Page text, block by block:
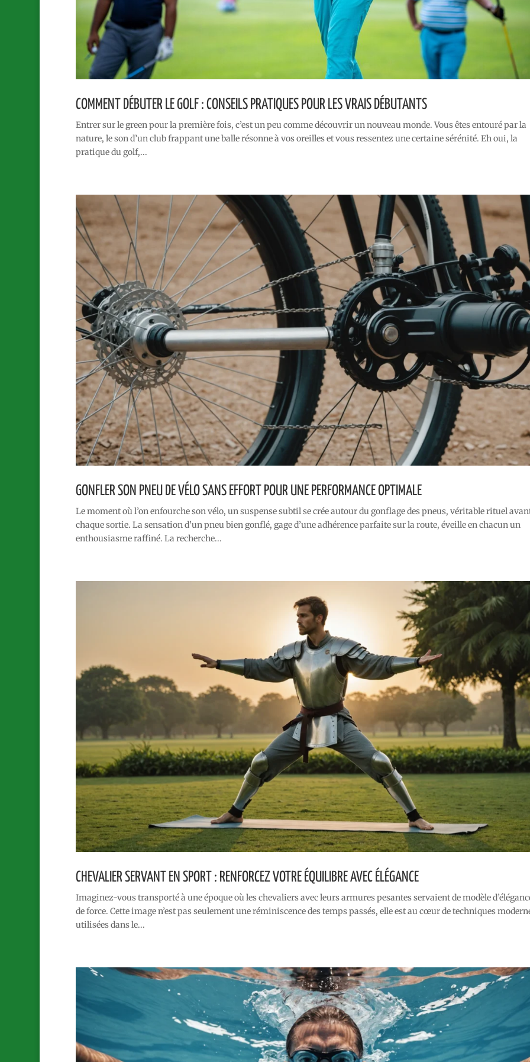
COMMENT DÉBUTER LE GOLF : CONSEILS PRATIQUES POUR LES VRAIS DÉBUTANTS
Entrer sur le green pour la première fois, c’est un peu comme découvrir un nouveau monde. Vous êtes entouré par la
nature, le son d’un club frappant une balle résonne à vos oreilles et vous ressentez une certaine sérénité. Eh oui, la
pratique du golf,...
GONFLER SON PNEU DE VÉLO SANS EFFORT POUR UNE PERFORMANCE OPTIMALE
Le moment où l’on enfourche son vélo, un suspense subtil se crée autour du gonflage des pneus, véritable rituel
chaque sortie. La sensation d’un pneu bien gonflé, gage d’une adhérence parfaite sur la route, éveille en chacun un
enthousiasme raffiné. La recherche...
CHEVALIER SERVANT EN SPORT : RENFORCEZ VOTRE ÉQUILIBRE AVEC ÉLÉGANCE
Imaginez-vous transporté à une époque où les chevaliers avec leurs armures pesantes servaient de modèle
de force. Cette image n’est pas seulement une réminiscence des temps passés, elle est au cœur de techniques
utilisées dans le...